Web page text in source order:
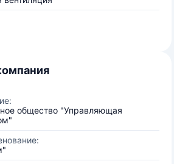
общество "Управляющая